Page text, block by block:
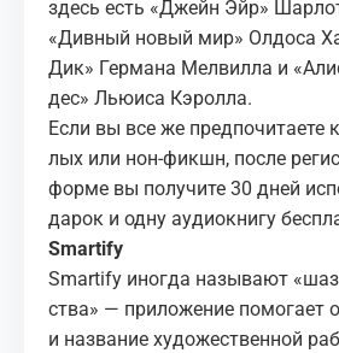
здесь есть «Джейн Эйр»
«Див­ный но­вый мир» Ол­до­са
Дик» Гер­ма­на Мел­вил­ла и
дес» Лью­и­са Кэрол­ла.
Если вы все же пред­по­чи­та­е­те
лых или нон-фикшн, по­сле
фор­ме вы по­лу­чи­те 30 дней
да­рок и одну аудиок­ни­гу
Smar­tify
Smar­tify ино­гда на­зы­ва­ют
ства» — при­ло­же­ние по­мо­га­ет
и на­зва­ние ху­до­же­ствен­ной